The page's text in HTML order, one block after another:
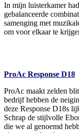
In mijn luisterkamer
gebalanceerde
samenging met
om voor elkaar te
ProAc Response D18
ProAc maakt zelden
bedrijf hebben de
deze Response D18s
Schrap de stijlvolle
die we al genoemd